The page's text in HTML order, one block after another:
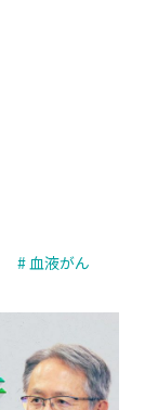
# 血液がん